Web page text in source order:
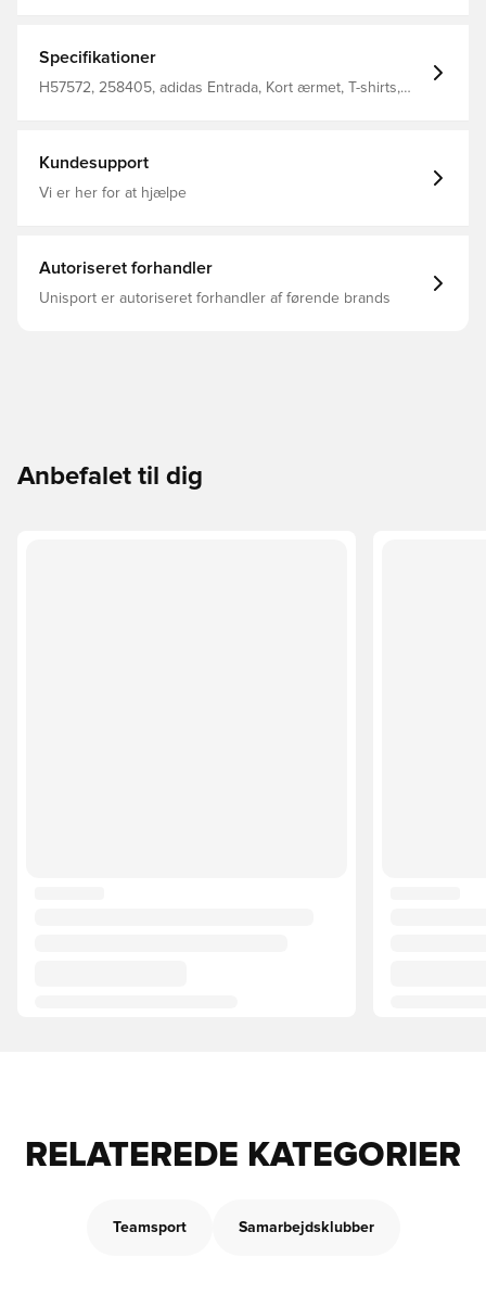
en kickabout i parken eller nyder en aften i byen.
Fremstillet af 100 % genbrugsmaterialer repræsenterer
dette produkt blot en af vores løsninger til at hjælpe med
Specifikationer
H57572, 258405, adidas Entrada, Kort ærmet, T-shirts,
Kundesupport
Vi er her for at hjælpe
Autoriseret forhandler
Unisport er autoriseret forhandler af førende brands
Anbefalet til dig
RELATEREDE KATEGORIER
Teamsport Samarbejdsklubber